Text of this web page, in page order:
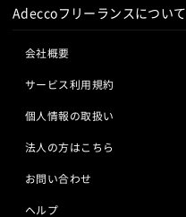
Adeccoフリーランスについて
会社概要
サービス利用規約
個人情報の取扱い
法人の方はこちら
お問い合わせ
ヘルプ